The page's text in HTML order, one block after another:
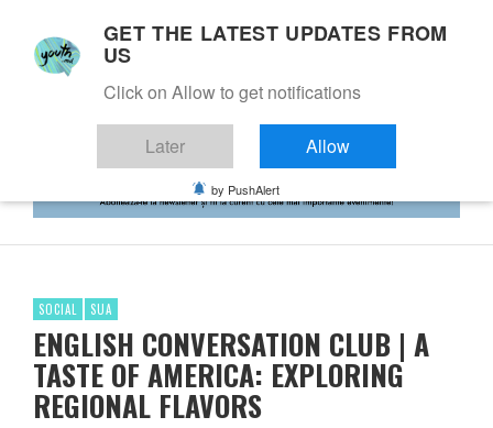
SOCIAL SUA
ENGLISH CONVERSATION CLUB | A
TASTE OF AMERICA: EXPLORING
REGIONAL FLAVORS
GET THE LATEST UPDATES FROM
US
Click on Allow to get notifications
Later Allow
by PushAlert